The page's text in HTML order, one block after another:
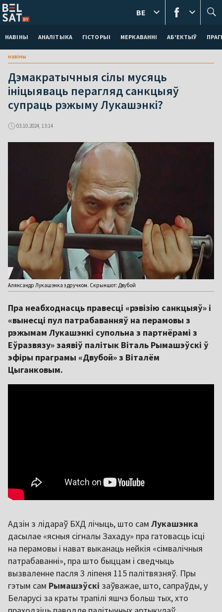
НАВІНЫ АНАЛІТЫКА ГІСТОРЫІ МЕРКАВАННI АБ'ЕКТЫЎ
BE
навіны
Дэмакратычныя сілы мусяць
ініцыяваць перагляд санкцыяў
супраць рэжыму Лукашэнкі?
03.10.2024, 13:14
Аляксандр Лукашэнка з дручком. Скрыншот: Двубой
Пра неабходнасць правесці «рэвізію санкцыяў» і
«вынесці пул патрабаванняў на перамовы з
рэжымам Лукашэнкі супольна з партнёрамі з
Еўразвязу» заявіў палітык Віталь Рымашэўскі ў
эфіры праграмы «Двубой» з Віталём
Цыганковым.
Адзін з лідараў БХД лічыць, што сам Лукашэнка
дасылае «ясныя сігналы Захаду» пра гатовасць ісці
на перамовы і нават выканаць нейкія «сімвалічныя
патрабаванні», пра што быццам і сведчыць
вызваленне пасля 3 ліпеня 115 палітвязняў. Пры
гэтым сам Рымашэўскі заўважае, што, сапраўды, у
Беларусі за краты трапілі яшчэ больш тых, хто